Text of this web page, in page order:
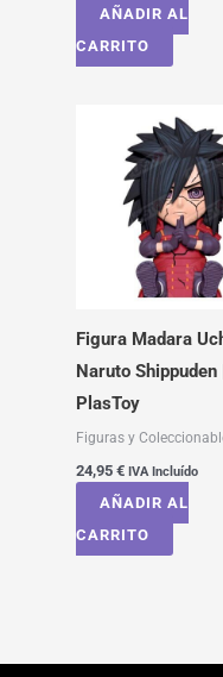
AÑADIR AL
CARRITO
Figura Madara
Naruto
PlasToy
Figuras y
24,95 € IVA Incluído
AÑADIR AL
CARRITO